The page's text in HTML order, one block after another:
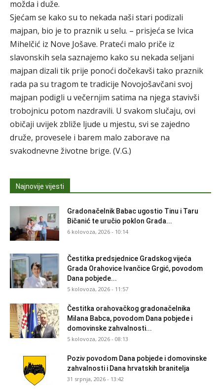
možda i duže.
Sjećam se kako su to nekada naši stari podizali
majpan, bio je to praznik u selu. – prisjeća se Ivica
Mihelčić iz Nove Jošave. Prateći malo priče iz
slavonskih sela saznajemo kako su nekada seljani
majpan dizali tik prije ponoći dočekavši tako praznik
rada pa su tragom te tradicije Novojošavčani svoj
majpan podigli u večernjim satima na njega stavivši
trobojnicu potom nazdravili. U svakom slučaju, ovi
običaji uvijek zbliže ljude u mjestu, svi se zajedno
druže, provesele i barem malo zaborave na
svakodnevne životne brige. (V.G.)
Najnovije vijesti
Gradonačelnik Babac ugostio Tinu i Taru
Bičanić te uručio poklon Grada...
6 kolovoza, 2026 - 10:14
Čestitka predsjednice Gradskog vijeća
Grada Orahovice Ivančice Grgić, povodom
Dana pobjede...
5 kolovoza, 2026 - 11:57
Čestitka orahovačkog gradonačelnika
Milana Babca, povodom Dana pobjede i
domovinske zahvalnosti...
5 kolovoza, 2026 - 08:13
Poziv povodom Dana pobjede i domovinske
zahvalnosti i Dana hrvatskih branitelja
31 srpnja, 2026 - 13:42